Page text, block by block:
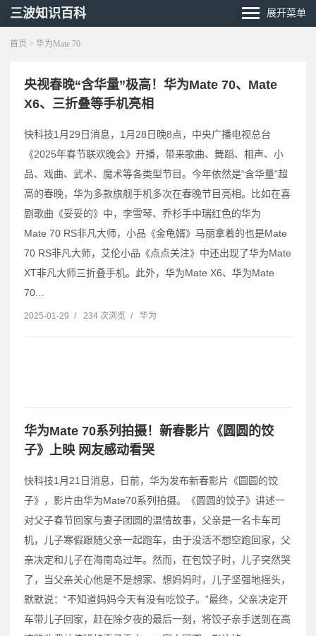
三波知识百科 展开菜单
首页 > 华为Mate 70
央视春晚“含华量”极高！华为Mate 70、Mate
X6、三折叠等手机亮相
快科技1月29日消息，1月28日晚8点，中央广播电视总台
《2025年春节联欢晚会》开播，带来歌曲、舞蹈、相声、小
品、戏曲、武术、魔术等各类型节目。今年依然是“含华量”超
高的春晚，华为多款旗舰手机多次在春晚节目亮相。比如在喜
剧歌曲《妥妥的》中，李雪琴、乔杉手中瑞红色的华为
Mate 70 RS非凡大师，小品《金龟婿》马丽拿着的也是Mate
70 RS非凡大师，艾伦小品《点点关注》中还出现了华为Mate
XT非凡大师三折叠手机。此外，华为Mate X6、华为Mate
70...
2025-01-29 / 234 次浏览 / 华为
华为Mate 70系列拍摄！新春影片《圆圆的饺
子》上映 网友感动看哭
快科技1月21日消息，日前，华为发布新春影片《圆圆的饺
子》，影片由华为Mate70系列拍摄。《圆圆的饺子》讲述一
对父子春节回家与妻子团圆的温情故事，父亲是一名卡车司
机，儿子寒假跟随父亲一起跑车，由于没活不想空跑回家，父
亲决定和儿子在海南岛过年。然而，在包饺子时，儿子突然哭
了，当父亲关心他是不是想家、想妈妈时，儿子坚强地摇头，
默默说：“不知道妈妈今天有没有吃饺子。”最终，父亲决定开
车带儿子回家，赶在除夕夜的最后一刻，将饺子亲手送到在高